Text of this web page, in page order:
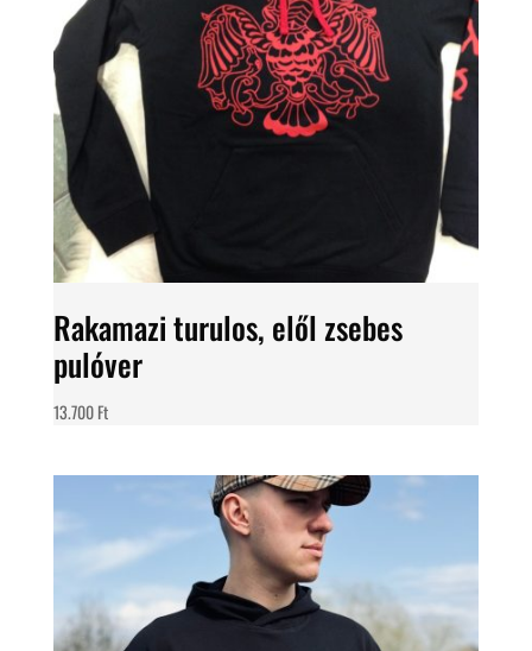
Rakamazi turulos, elől zsebes
pulóver
13.700Ft